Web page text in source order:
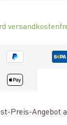
Preis-Angebot